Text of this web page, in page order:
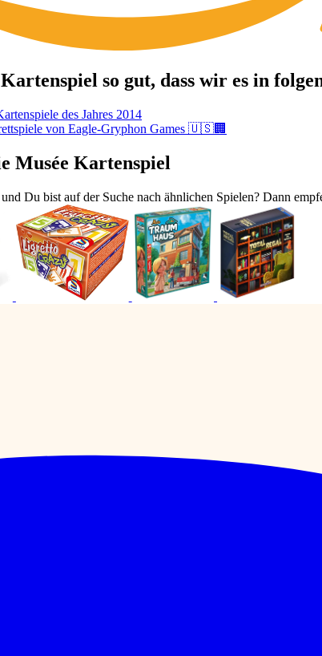
so gut, dass wir es in
des Jahres 2014
von Eagle-Gryphon Games 🇺🇸🏢
Musée Kartenspiel
Du bist auf der Suche nach ähnlichen Spielen? Dann